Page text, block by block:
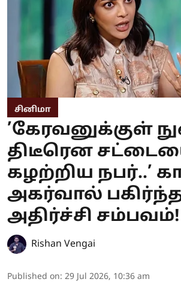
சினிமா
’கேரவனுக்குள்
திடீரென
கழற்றிய நபர்..’
அகர்வால்
அதிர்ச்சி சம்பவம்!
Rishan Vengai
Published on: 29 Jul 2026, 10:36 am